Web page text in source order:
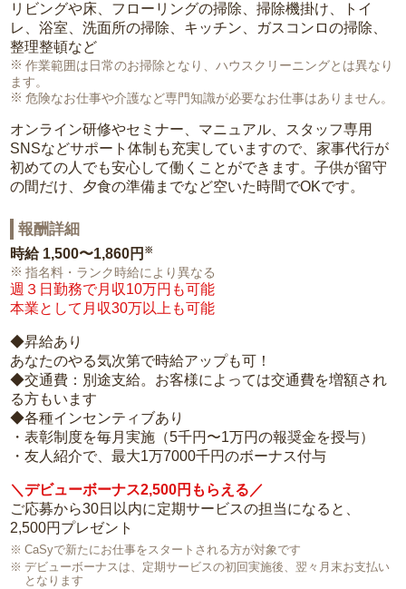
リビングや床、フローリングの掃除、掃除機掛け、トイ
レ、浴室、洗面所の掃除、キッチン、ガスコンロの掃除、
整理整頓など
作業範囲は日常のお掃除となり、ハウスクリーニングとは異なり
ます。
危険なお仕事や介護など専門知識が必要なお仕事はありません。
オンライン研修やセミナー、マニュアル、スタッフ専用
SNSなどサポート体制も充実していますので、家事代行が
初めての人でも安心して働くことができます。子供が留守
の間だけ、夕食の準備までなど空いた時間でOKです。
報酬詳細
時給 1,500〜1,860円 ※
指名料・ランク時給により異なる
週３日勤務で月収10万円も可能
本業として月収30万以上も可能
◆昇給あり
あなたのやる気次第で時給アップも可！
◆交通費：別途支給。お客様によっては交通費を増額され
る方もいます
◆各種インセンティブあり
・表彰制度を毎月実施（5千円〜1万円の報奨金を授与）
・友人紹介で、最大1万7000千円のボーナス付与
＼デビューボーナス2,500円もらえる／
ご応募から30日以内に定期サービスの担当になると、
2,500円プレゼント
CaSyで新たにお仕事をスタートされる方が対象です
デビューボーナスは、定期サービスの初回実施後、翌々月末お支払い
となります